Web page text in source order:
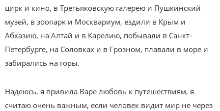
цирк и кино, в Третьяковскую галерею и Пушкинский
музей, в зоопарк и Москвариум, ездили в Крым и
Абхазию, на Алтай и в Карелию, побывали в Санкт-
Петербурге, на Соловках и в Грозном, плавали в море и
забирались на горы.
Надеюсь, я привила Варе любовь к путешествиям, я
считаю очень важным, если человек видит мир не через